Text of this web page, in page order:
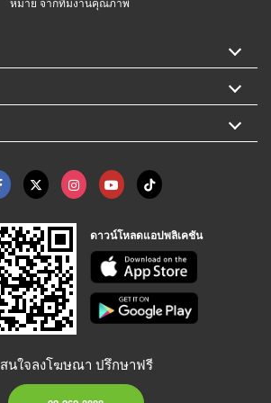
ดาวน์โหลดแอปพลิเคชัน
สนใจลงโฆษณา ปรึกษาฟรี